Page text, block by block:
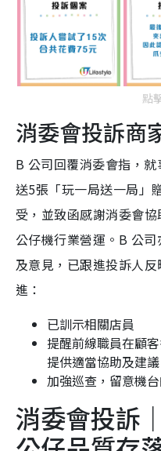
點
消委會投訴商
B 公司回覆消委會指，
送5張「玩一局送一局」
受，並致函感謝消委會
公仔機行業營運。B 公
及意見，已跟進投訴人
進：
已訓示相關店員
提醒前線職員在顧
提供適當協助及建議
加強巡查，留意機
消委會投訴